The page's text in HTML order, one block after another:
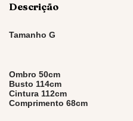
Descrição
Tamanho G
Ombro 50cm
Busto 114cm
Cintura 112cm
Comprimento 68cm